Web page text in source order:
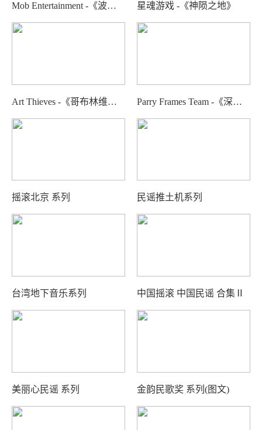
Mob Entertainment -《波比的游戏时光》系列 星魂游戏 -《神陨之地》
Art Thieves -《哥布林维克》 Parry Frames Team -《深红誓言》
摇滚北京 系列 民谣推土机系列
台湾地下音乐系列 中国摇滚 中国民谣 合集Ⅱ
美丽心民谣 系列 金韵民歌奖 系列(图文)